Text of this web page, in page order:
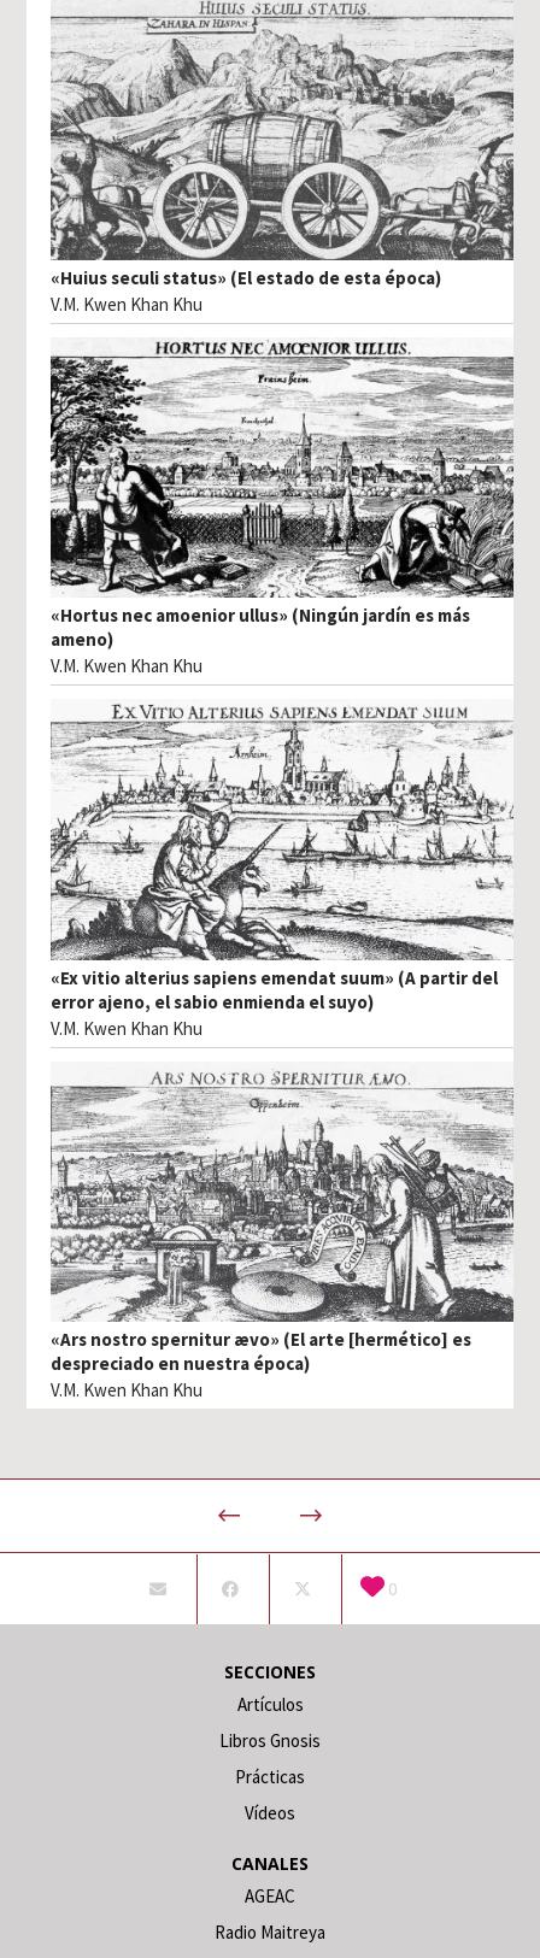
«Huius seculi status» (El estado de esta época)
V.M. Kwen Khan Khu
«Hortus nec amoenior ullus» (Ningún jardín es más
ameno)
V.M. Kwen Khan Khu
«Ex vitio alterius sapiens emendat suum» (A partir del
error ajeno, el sabio enmienda el suyo)
V.M. Kwen Khan Khu
«Ars nostro spernitur ævo» (El arte [hermético] es
despreciado en nuestra época)
V.M. Kwen Khan Khu
0
SECCIONES
Artículos
Libros Gnosis
Prácticas
Vídeos
CANALES
AGEAC
Radio Maitreya